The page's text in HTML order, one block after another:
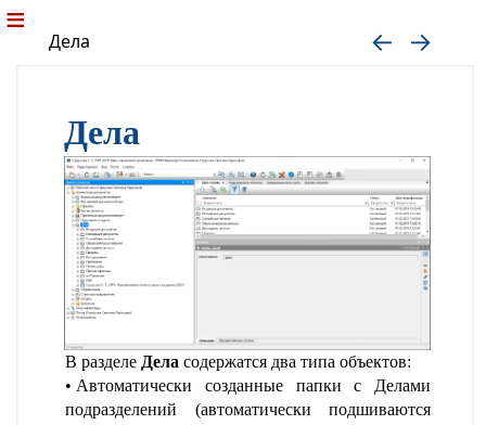
Дела
Дела
В разделе Дела содержатся два типа объектов:
Автоматически созданные папки с Делами
подразделений (автоматически подшиваются